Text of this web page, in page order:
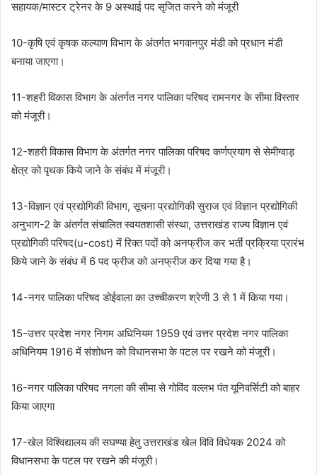
सहायक/मास्टर ट्रेनर के 9 अस्थाई पद सृजित करने को मंजूरी
10-कृषि एवं कृषक कल्याण विभाग के अंतर्गत भगवानपुर मंडी को प्रधान मंडी
बनाया जाएगा।
11-शहरी विकास विभाग के अंतर्गत नगर पालिका परिषद रामनगर के सीमा विस्तार
को मंजूरी।
12-शहरी विकास विभाग के अंतर्गत नगर पालिका परिषद कर्णप्रयाग से सेमीग्वाड़
क्षेत्र को पृथक किये जाने के संबंध में मंजूरी।
13-विज्ञान एवं प्रद्योगिकी विभाग, सूचना प्रद्योगिकी सुराज एवं विज्ञान प्रद्योगिकी
अनुभाग-2 के अंतर्गत संचालित स्वयतशासी संस्था, उत्तराखंड राज्य विज्ञान एवं
प्रद्योगिकी परिषद(u-cost) में रिक्त पदों को अनफ्रीज कर भर्ती प्रक्रिया प्रारंभ
किये जाने के संबंध में 6 पद फ्रीज को अनफ्रीज कर दिया गया है।
14-नगर पालिका परिषद डोईवाला का उच्चीकरण श्रेणी 3 से 1 में किया गया।
15-उत्तर प्रदेश नगर निगम अधिनियम 1959 एवं उत्तर प्रदेश नगर पालिका
अधिनियम 1916 में संशोधन को विधानसभा के पटल पर रखने को मंजूरी।
16-नगर पालिका परिषद नगला की सीमा से गोविंद वल्लभ पंत यूनिवर्सिटी को बाहर
किया जाएगा
17-खेल विश्विद्यालय की सघण्या हेतु उत्तराखंड खेल विवि विधेयक 2024 को
विधानसभा के पटल पर रखने की मंजूरी।